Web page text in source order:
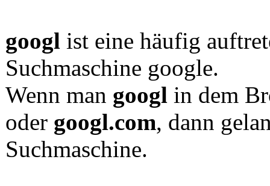
googl ist eine häufig
Suchmaschine google.
Wenn man googl in dem
oder googl.com, dann
Suchmaschine.